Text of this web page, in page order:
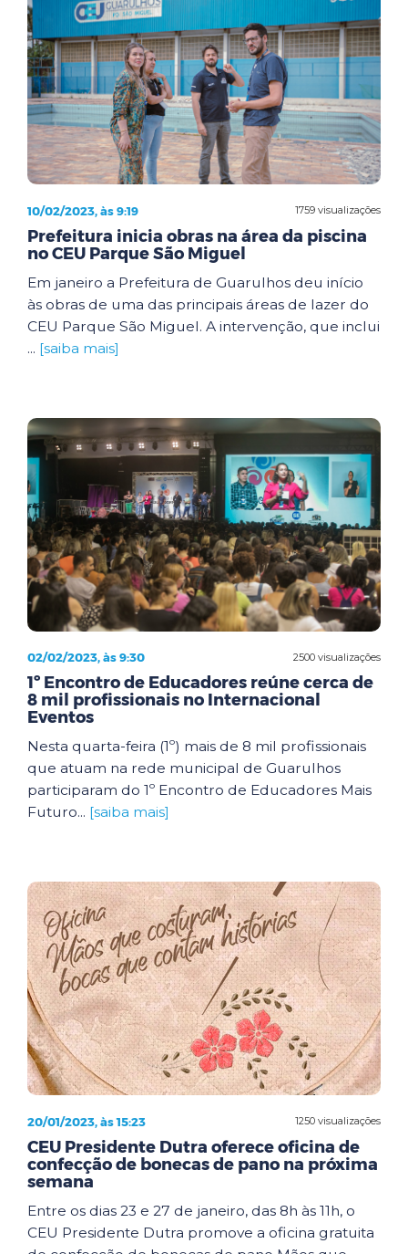
1759 visualizações
10/02/2023, às 9:19
Prefeitura inicia obras na área da piscina
no CEU Parque São Miguel
Em janeiro a Prefeitura de Guarulhos deu início
às obras de uma das principais áreas de lazer do
CEU Parque São Miguel. A intervenção, que inclui
... [saiba mais]
2500 visualizações
02/02/2023, às 9:30
1º Encontro de Educadores reúne cerca de
8 mil profissionais no Internacional
Eventos
Nesta quarta-feira (1º) mais de 8 mil profissionais
que atuam na rede municipal de Guarulhos
participaram do 1º Encontro de Educadores Mais
Futuro... [saiba mais]
1250 visualizações
20/01/2023, às 15:23
CEU Presidente Dutra oferece oficina de
confecção de bonecas de pano na próxima
semana
Entre os dias 23 e 27 de janeiro, das 8h às 11h, o
CEU Presidente Dutra promove a oficina gratuita